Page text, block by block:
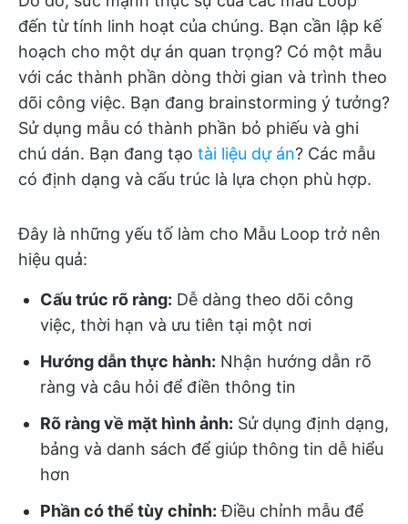
đến từ tính linh hoạt của chúng. Bạn cần lập kế
hoạch cho một dự án quan trọng? Có một mẫu
với các thành phần dòng thời gian và trình theo
dõi công việc. Bạn đang brainstorming ý tưởng?
Sử dụng mẫu có thành phần bỏ phiếu và ghi
chú dán. Bạn đang tạo tài liệu dự án? Các mẫu
có định dạng và cấu trúc là lựa chọn phù hợp.
Đây là những yếu tố làm cho Mẫu Loop trở nên
hiệu quả:
Cấu trúc rõ ràng: Dễ dàng theo dõi công
việc, thời hạn và ưu tiên tại một nơi
Hướng dẫn thực hành: Nhận hướng dẫn rõ
ràng và câu hỏi để điền thông tin
Rõ ràng về mặt hình ảnh: Sử dụng định dạng,
bảng và danh sách để giúp thông tin dễ hiểu
hơn
Phần có thể tùy chỉnh: Điều chỉnh mẫu để